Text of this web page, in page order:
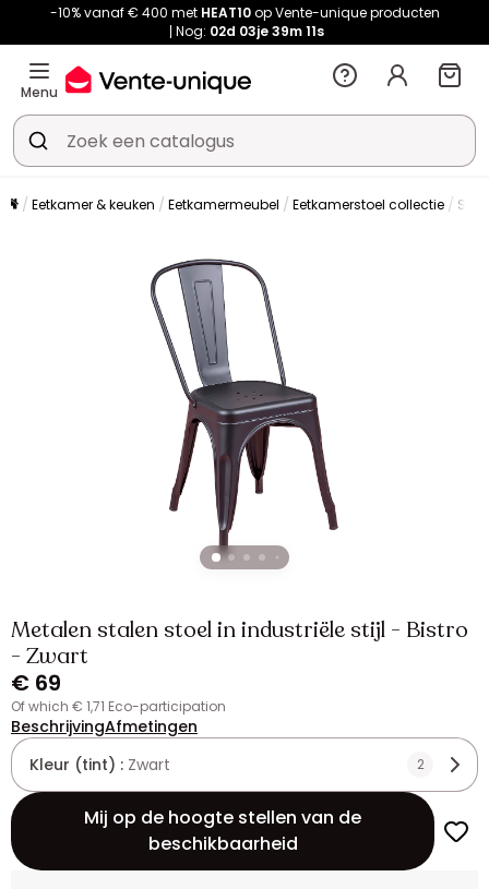
-10% vanaf € 400 met HEAT10op Vente-unique producten
Nog: 02d 03je 39m 10s
Menu
Eetkamer & keuken Eetkamermeubel Eetkamerstoel collectie Stoel
Metalen stalen stoel in industriële stijl - Bistro
- Zwart
€ 69
of which € 1,71 Eco-participation
BeschrijvingAfmetingen
Kleur (tint) : Zwart 2
Mij op de hoogte stellen van de
beschikbaarheid